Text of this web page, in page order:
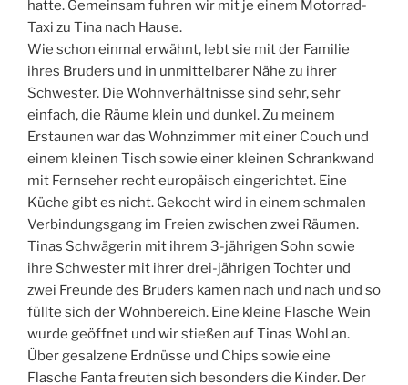
hatte. Gemeinsam fuhren wir mit je einem Motorrad-
Taxi zu Tina nach Hause.
Wie schon einmal erwähnt, lebt sie mit der Familie
ihres Bruders und in unmittelbarer Nähe zu ihrer
Schwester. Die Wohnverhältnisse sind sehr, sehr
einfach, die Räume klein und dunkel. Zu meinem
Erstaunen war das Wohnzimmer mit einer Couch und
einem kleinen Tisch sowie einer kleinen Schrankwand
mit Fernseher recht europäisch eingerichtet. Eine
Küche gibt es nicht. Gekocht wird in einem schmalen
Verbindungsgang im Freien zwischen zwei Räumen.
Tinas Schwägerin mit ihrem 3-jährigen Sohn sowie
ihre Schwester mit ihrer drei-jährigen Tochter und
zwei Freunde des Bruders kamen nach und nach und so
füllte sich der Wohnbereich. Eine kleine Flasche Wein
wurde geöffnet und wir stießen auf Tinas Wohl an.
Über gesalzene Erdnüsse und Chips sowie eine
Flasche Fanta freuten sich besonders die Kinder. Der